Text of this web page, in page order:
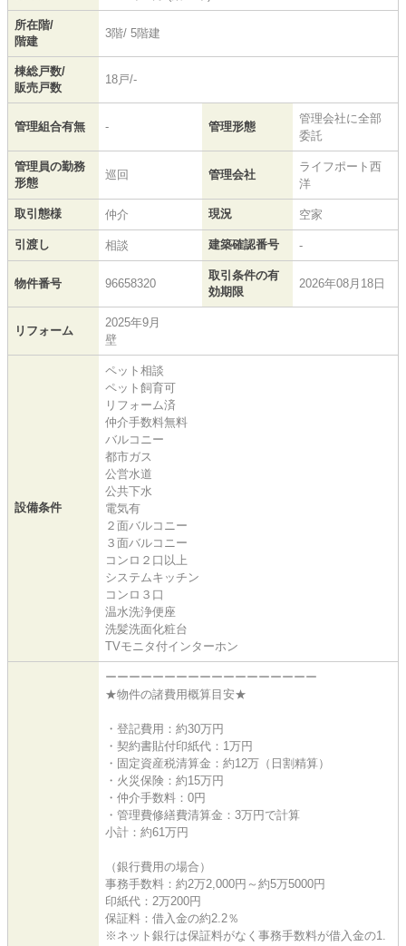
所在階/
階建
3階/ 5階建
棟総戸数/
販売戸数
18戸/-
管理組合有無 - 管理形態
管理会社に全部
委託
管理員の勤務
形態
巡回 管理会社
ライフポート西
洋
取引態様 仲介 現況 空家
引渡し 相談 建築確認番号 -
物件番号 96658320
取引条件の有
効期限
2026年08月18日
リフォーム
2025年9月
壁
設備条件
ペット相談
ペット飼育可
リフォーム済
仲介手数料無料
バルコニー
都市ガス
公営水道
公共下水
電気有
２面バルコニー
３面バルコニー
コンロ２口以上
システムキッチン
コンロ３口
温水洗浄便座
洗髪洗面化粧台
TVモニタ付インターホン
ーーーーーーーーーーーーーーーーーー
★物件の諸費用概算目安★
・登記費用：約30万円
・契約書貼付印紙代：1万円
・固定資産税清算金：約12万（日割精算）
・火災保険：約15万円
・仲介手数料：0円
・管理費修繕費清算金：3万円で計算
小計：約61万円
（銀行費用の場合）
事務手数料：約2万2,000円～約5万5000円
印紙代：2万200円
保証料：借入金の約2.2％
※ネット銀行は保証料がなく事務手数料が借入金の1.